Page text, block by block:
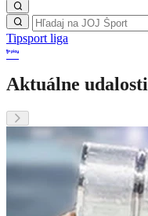
Tipsport liga
Aktuálne udalosti